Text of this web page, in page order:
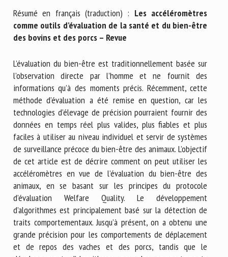
Résumé en français (traduction) : Les accéléromètres
comme outils d’évaluation de la santé et du bien-être
des bovins et des porcs – Revue
L’évaluation du bien-être est traditionnellement basée sur
l’observation directe par l’homme et ne fournit des
informations qu’à des moments précis. Récemment, cette
méthode d’évaluation a été remise en question, car les
technologies d’élevage de précision pourraient fournir des
données en temps réel plus valides, plus fiables et plus
faciles à utiliser au niveau individuel et servir de systèmes
de surveillance précoce du bien-être des animaux. L’objectif
de cet article est de décrire comment on peut utiliser les
accéléromètres en vue de l’évaluation du bien-être des
animaux, en se basant sur les principes du protocole
d’évaluation Welfare Quality. Le développement
d’algorithmes est principalement basé sur la détection de
traits comportementaux. Jusqu’à présent, on a obtenu une
grande précision pour les comportements de déplacement
et de repos des vaches et des porcs, tandis que le
Prénom *
E-mail *
En soumettant ce formulaire, j'accepte que les
informations saisies soient utilisées dans le cadre de la
relation avec le CNR BEA. *
Les champs suivis de * sont obligatoires